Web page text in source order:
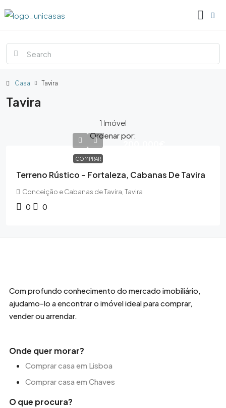
Casa Tavira
Tavira
1 Imóvel
Ordenar por:
COMPRAR
Terreno Rústico – Fortaleza, Cabanas De Tavira
Conceição e Cabanas de Tavira, Tavira
0 0
Com profundo conhecimento do mercado imobiliário,
ajudamo-lo a encontrar o imóvel ideal para comprar,
vender ou arrendar.
Onde quer morar?
Comprar casa em Lisboa
Comprar casa em Chaves
O que procura?